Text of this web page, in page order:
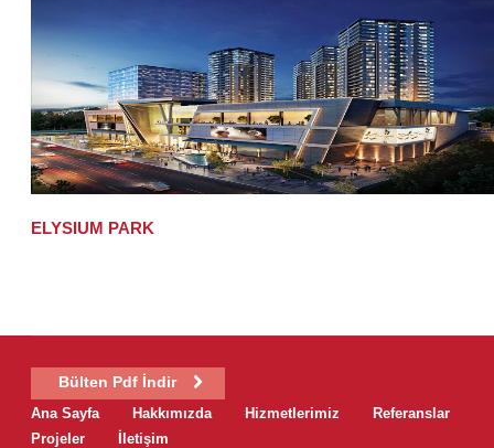
ELYSIUM PARK
Bülten Pdf İndir
Ana Sayfa
Hakkımızda Hizmetlerimiz
Referanslar
Projeler
İletişim